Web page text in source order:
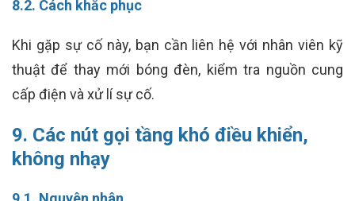
8.2. Cách khắc phục
Khi gặp sự cố này, bạn cần liên hệ với nhân viên kỹ
thuật để thay mới bóng đèn, kiểm tra nguồn cung
cấp điện và xử lí sự cố.
9. Các nút gọi tầng khó điều khiển,
không nhạy